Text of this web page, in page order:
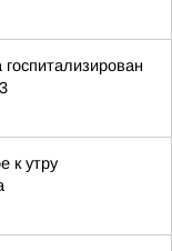
к утру